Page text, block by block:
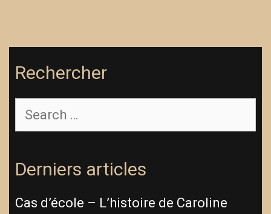
Rechercher
for:
Derniers articles
Cas d’école – L’histoire de Caroline